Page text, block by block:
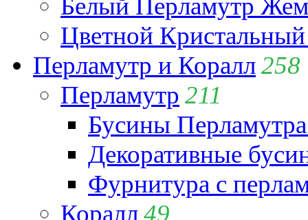
Цветной
Перламутр и Коралл258
Перламутр 211
Бусины
Декоративные
Фурнитура с
Коралл49